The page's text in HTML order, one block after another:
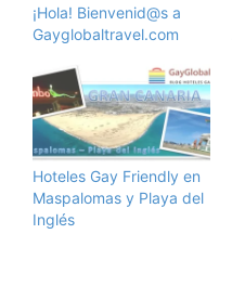
¡Hola! Bienvenid@s a
Gayglobaltravel.com
Hoteles Gay Friendly en
Maspalomas y Playa del
Inglés